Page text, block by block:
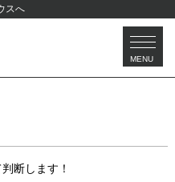
スへ
MENU
いて
わせ
断します！